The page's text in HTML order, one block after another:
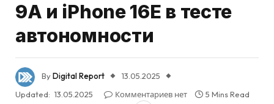
9A и iPhone 16E в тесте
автономности
ByDigital Report
13.05.2025
Updated: 13.05.2025 Комментариев нет
5 Mins Read